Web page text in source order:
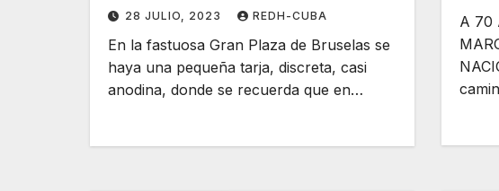
28 JULIO, 2023 REDH-CUBA
En la fastuosa Gran Plaza de Bruselas se
haya una pequeña tarja, discreta, casi
anodina, donde se recuerda que en…
A 70